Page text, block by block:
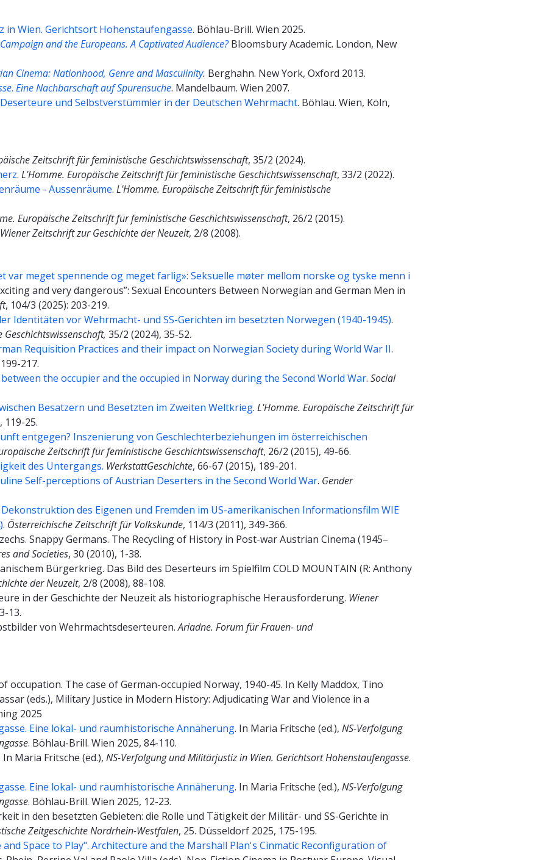
Wien. Gerichtsort Hohenstaufengasse. Böhlau-Brill. Wien 2025.
and the Europeans. A Captivated Audience? Bloomsbury Academic. London, New
Cinema: Nationhood, Genre and Masculinity. Berghahn. New York, Oxford 2013.
. Eine Nachbarschaft auf Spurensuche. Mandelbaum. Wien 2007.
und Selbstverstümmler in der Deutschen Wehrmacht. Böhlau. Wien, Köln,
Zeitschrift für feministische Geschichtswissenschaft, 35/2 (2024).
. L'Homme. Europäische Zeitschrift für feministische Geschichtswissenschaft, 33/2 (2022).
- Aussenräume. L'Homme. Europäische Zeitschrift für feministische
Europäische Zeitschrift für feministische Geschichtswissenschaft, 26/2 (2015).
Wiener Zeitschrift zur Geschichte der Neuzeit, 2/8 (2008).
var meget spennende og meget farlig»: Seksuelle møter mellom norske og tyske menn i
and very dangerous”: Sexual Encounters Between Norwegian and German Men in
, 104/3 (2025): 203-219.
Identitäten vor Wehrmacht- und SS-Gerichten im besetzten Norwegen (1940-1945).
35/2 (2024), 35-52.
Requisition Practices and their impact on Norwegian Society during World War II.
217.
the occupier and the occupied in Norway during the Second World War. Social
Besatzern und Besetzten im Zweiten Weltkrieg. L'Homme. Europäische Zeitschrift für
119-25.
entgegen? Inszenierung von Geschlechterbeziehungen im österreichischen
Zeitschrift für feministische Geschichtswissenschaft, 26/2 (2015), 49-66.
des Untergangs. WerkstattGeschichte, 66-67 (2015), 189-201.
Self-perceptions of Austrian Deserters in the Second World War. Gender
des Eigenen und Fremden im US-amerikanischen Informationsfilm WIE
. Österreichische Zeitschrift für Volkskunde, 114/3 (2011), 349-366.
Snappy Germans. The Recycling of History in Post-war Austrian Cinema (1945–
and Societies, 30 (2010), 1-38.
Bürgerkrieg. Das Bild des Deserteurs im Spielfilm COLD MOUNTAIN (R: Anthony
der Neuzeit, 2/8 (2008), 88-108.
in der Geschichte der Neuzeit als historiographische Herausforderung. Wiener
13.
von Wehrmachtsdeserteuren.Ariadne. Forum für Frauen- und
The case of German-occupied Norway, 1940-45. In Kelly Maddox, Tino
(eds.), Military Justice in Modern History: Adjudicating War and Violence in a
2025
Eine lokal- und raumhistorische Annäherung. In Maria Fritsche (ed.), NS-Verfolgung
. Böhlau-Brill. Wien 2025, 84-110.
In Maria Fritsche (ed.), NS-Verfolgung und Militärjustiz in Wien. Gerichtsort Hohenstaufengasse.
Eine lokal- und raumhistorische Annäherung. In Maria Fritsche (ed.), NS-Verfolgung
. Böhlau-Brill. Wien 2025, 12-23.
in den besetzten Gebieten: die Rolle und Tätigkeit der Militär- und SS-Gerichte in
Zeitgeschichte Nordrhein-Westfalen, 25. Düsseldorf 2025, 175-195.
Space to Play". Architecture and the Marshall Plan's Cinmatic Reconfiguration of